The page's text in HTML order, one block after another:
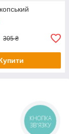
305 ₴
КНОПКА
ЗВ'ЯЗКУ